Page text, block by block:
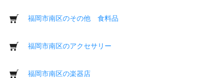
福岡市南区のその他 食料品
福岡市南区のアクセサリー
福岡市南区の楽器店